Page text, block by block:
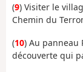
(9) Visiter le
Chemin du
(10) Au panneau
découverte qui